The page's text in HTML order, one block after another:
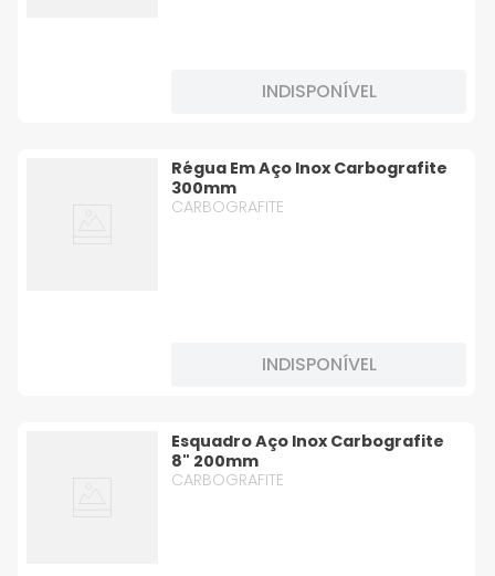
INDISPONÍVEL
Régua Em Aço Inox Carbografite
300mm
CARBOGRAFITE
INDISPONÍVEL
Esquadro Aço Inox Carbografite
8" 200mm
CARBOGRAFITE